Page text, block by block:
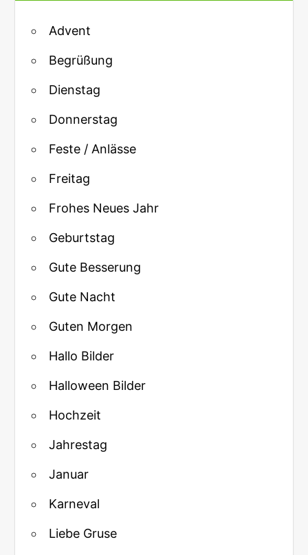
Advent
Begrüßung
Dienstag
Donnerstag
Feste / Anlässe
Freitag
Frohes Neues Jahr
Geburtstag
Gute Besserung
Gute Nacht
Guten Morgen
Hallo Bilder
Halloween Bilder
Hochzeit
Jahrestag
Januar
Karneval
Liebe Gruse